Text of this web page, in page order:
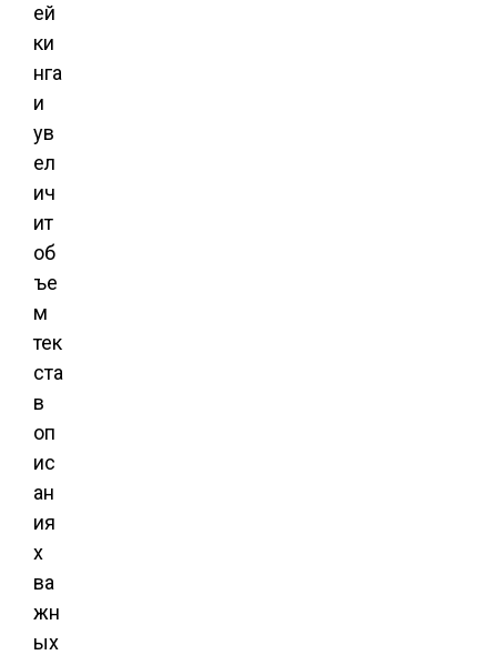
ей
ки
нга
и
ув
ел
ич
ит
об
ъе
м
тек
ста
в
оп
ис
ан
ия
х
ва
жн
ых